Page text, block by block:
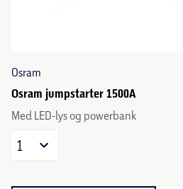
Osram
Osram jumpstarter 1500A
Med LED-lys og powerbank
1